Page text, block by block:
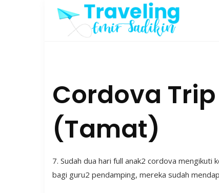
Skip
Cordova
(Tamat)
7. Sudah dua hari full anak2 cordova
bagi guru2 pendamping, mereka sudah